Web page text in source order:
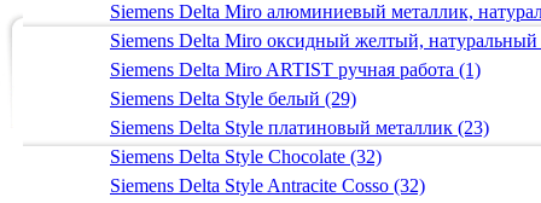
Siemens Delta Miro алюминиевый металлик,
Siemens Delta Miro оксидный желтый,
Siemens Delta Miro ARTIST ручная работа (1)
Siemens Delta Style белый (29)
Siemens Delta Style платиновый металлик (23)
Siemens Delta Style Chocolate (32)
Siemens Delta Style Antracite Cosso (32)